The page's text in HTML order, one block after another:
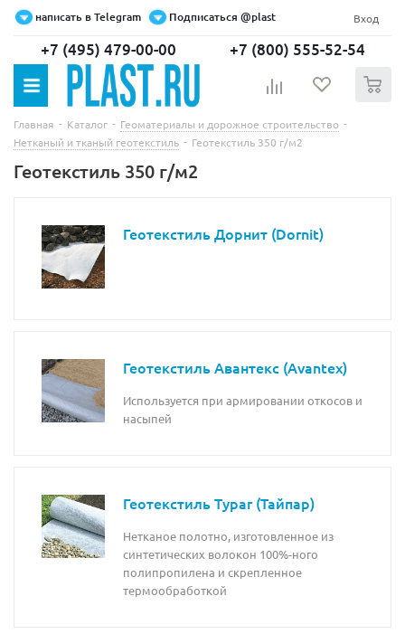
написать в Telegram Подписаться @plast Вход
+7 (495) 479-00-00 +7 (800) 555-52-54
Главная - Каталог - Геоматериалы и дорожное строительство -
Нетканый и тканый геотекстиль - Геотекстиль 350 г/м2
Геотекстиль 350 г/м2
Геотекстиль Дорнит (Dornit)
Геотекстиль Авантекс (Avantex)
Используется при армировании откосов и
насыпей
Геотекстиль Typar (Тайпар)
Нетканое полотно, изготовленное из
синтетических волокон 100%-ного
полипропилена и скрепленное
термообработкой